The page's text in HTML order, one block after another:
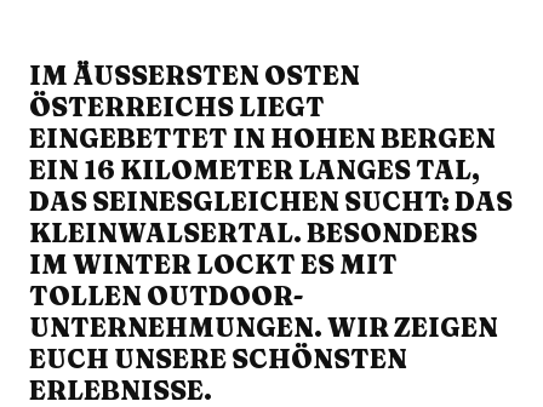
IM ÄUSSERSTEN OSTEN Ö
STERREICHS LIEGT E
INGEBETTET IN HOHEN BERGEN E
IN 16 KILOMETER LANGES TAL, D
AS SEINESGLEICHEN SUCHT: DAS K
LEINWALSERTAL. BESONDERS I
M WINTER LOCKT ES MIT T
OLLEN OUTDOOR-U
NTERNEHMUNGEN. WIR ZEIGEN E
UCH UNSERE SCHÖNSTEN E
RLEBNISSE.